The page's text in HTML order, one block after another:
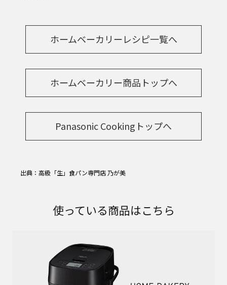
ホームベーカリーレシピ一覧へ
ホームベーカリー商品トップへ
Panasonic Cookingトップへ
出典：高級「生」食パン専門店 乃が美
使っている商品はこちら